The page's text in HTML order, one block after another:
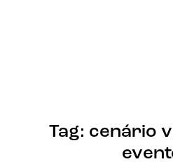
Tag: cenário